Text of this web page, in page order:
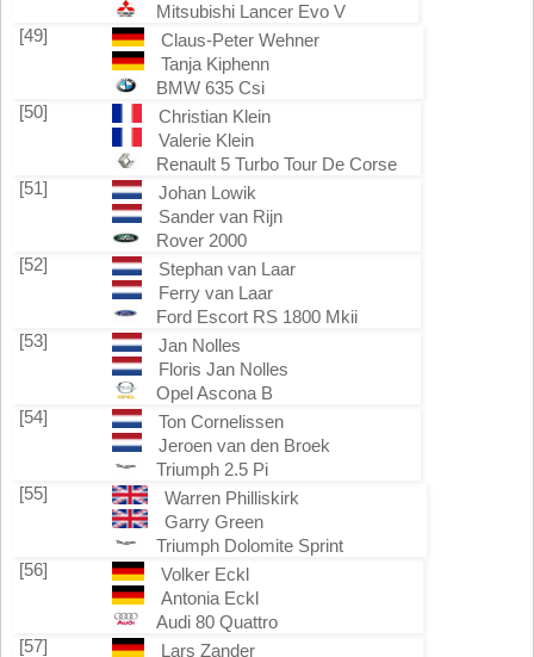
Mitsubishi Lancer Evo V
[49]
Claus-Peter Wehner
Tanja Kiphenn
BMW 635 Csi
[50]
Christian Klein
Valerie Klein
Renault 5 Turbo Tour De Corse
[51]
Johan Lowik
Sander van Rijn
Rover 2000
[52]
Stephan van Laar
Ferry van Laar
Ford Escort RS 1800 Mkii
[53]
Jan Nolles
Floris Jan Nolles
Opel Ascona B
[54]
Ton Cornelissen
Jeroen van den Broek
Triumph 2.5 Pi
[55]
Warren Philliskirk
Garry Green
Triumph Dolomite Sprint
[56]
Volker Eckl
Antonia Eckl
Audi 80 Quattro
[57]
Lars Zander